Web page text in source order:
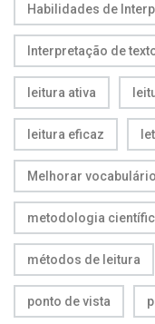
Habilidades de
Interpretação de
leitura ativa
leitura eficaz
Melhorar vocabulário
metodologia
métodos de leitura
ponto de vista